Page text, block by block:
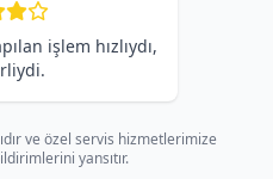
işlem hızlıydı,
ve özel servis hizmetlerimize
yansıtır.